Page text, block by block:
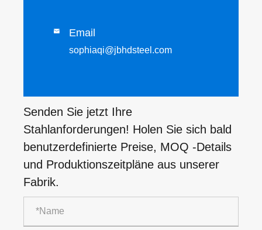
 Email
sophiaqi@jbhdsteel.com
Senden Sie jetzt Ihre
Stahlanforderungen! Holen Sie sich bald
benutzerdefinierte Preise, MOQ -Details
und Produktionszeitpläne aus unserer
Fabrik.